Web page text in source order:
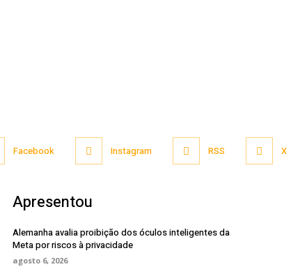
Facebook Instagram RSS X
Apresentou
Alemanha avalia proibição dos óculos inteligentes da
Meta por riscos à privacidade
agosto 6, 2026